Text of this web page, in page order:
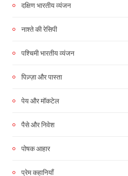
दक्षिण भारतीय व्यंजन
नाश्ते की रेसिपी
पश्चिमी भारतीय व्यंजन
पिज़्ज़ा और पास्ता
पेय और मॉकटेल
पैसे और निवेश
पोषक आहार
प्रेम कहानियाँ